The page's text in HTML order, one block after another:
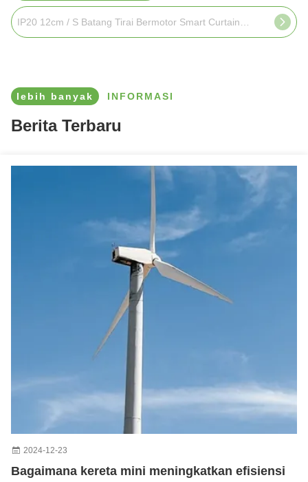
lebih banyak INFORMASI
Berita Terbaru
2024-12-23
Bagaimana kereta mini meningkatkan efisiensi